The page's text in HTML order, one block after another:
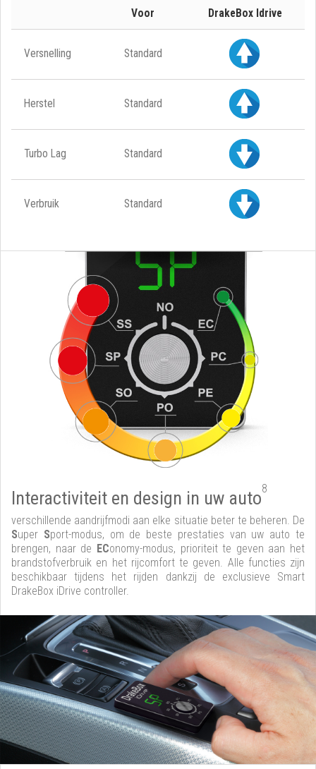
Voor DrakeBox Idrive
Versnelling Standard
Herstel Standard
Turbo Lag Standard
Verbruik Standard
Interactiviteit en design in uw auto8
verschillende aandrijfmodi aan elke situatie beter te beheren. De
Super Sport-modus, om de beste prestaties van uw auto te
brengen, naar de EConomy-modus, prioriteit te geven aan het
brandstofverbruik en het rijcomfort te geven. Alle functies zijn
beschikbaar tijdens het rijden dankzij de exclusieve Smart
DrakeBox iDrive controller.